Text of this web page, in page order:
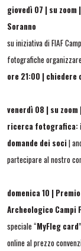
giovedì 07 | su zoom |
Soranno
su iniziativa di FIAF
fotografiche
ore 21:00 | chiedere
venerdì 08 | su zoom
ricerca fotografica:
domande dei soci|
partecipare al nostro
domenica 10 |
Archeologico Campi
speciale “MyFleg card
online al prezzo